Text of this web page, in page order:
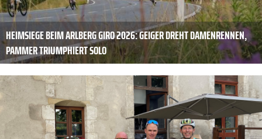
HEIMSIEGE BEIM ARLBERG GIRO 2026: GEIGER DREHT DAMENRENNEN,
PAMMER TRIUMPHIERT SOLO